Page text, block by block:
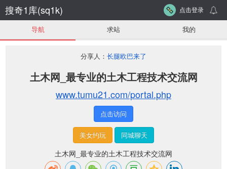
搜奇1库(sq1k) 点击登录
导航 求站 我的
分享人： 长腿欧巴来了
土木网_最专业的土木工程技术交流网
www.tumu21.com/portal.php
点击访问
美女约玩 同城聊天
土木网_最专业的土木工程技术交流网